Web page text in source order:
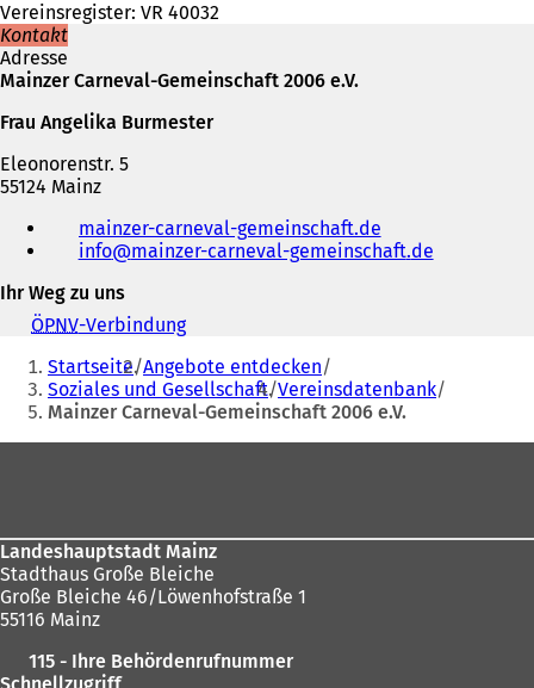
Vereinsregister: VR 40032
Kontakt
Adresse
Mainzer Carneval-Gemeinschaft 2006 e.V.
Frau Angelika Burmester
Eleonorenstr. 5
55124 Mainz
Fax
und
Mail-
Adresse
mainzer-carneval-gemeinschaft.de
Ö
i
n
n
info mainzer-carneval-gemeinschaft de
Ihr Weg zu uns
ÖPNV-Verbindung(
f
f
n
e
i
n
e
e
Sie
befinden
sich
hier:
Startseite Angebote entdecken
Soziales und Gesellschaft Vereinsdatenbank
Mainzer Carneval-Gemeinschaft 2006 e.V.
Landeshauptstadt Mainz
Stadthaus Große Bleiche
Große Bleiche 46/Löwenhofstraße 1
55116 Mainz
115 - Ihre Behördenrufnummer